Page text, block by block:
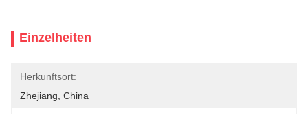
Einzelheiten
Herkunftsort:
Zhejiang, China